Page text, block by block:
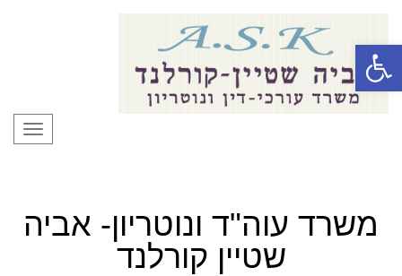
פתח סרגל נגישות
משרד עוה"ד ונוטריון- אביה
שטיין קורלנד